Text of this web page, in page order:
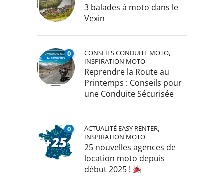
3 balades à moto dans le
Vexin
0 CONSEILS CONDUITE MOTO,
INSPIRATION MOTO
Reprendre la Route au
Printemps : Conseils pour
une Conduite Sécurisée
0 ACTUALITÉ EASY RENTER,
INSPIRATION MOTO
25 nouvelles agences de
location moto depuis
début 2025 !